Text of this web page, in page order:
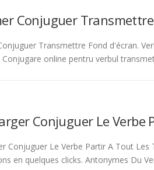
Conjuguer
Transmettre Fond d'écran.
Conjugare online pentru verbul
Conjuguer Le Verbe
Conjuguer Le Verbe Partir A Tout
en quelques clicks. Antonymes Du